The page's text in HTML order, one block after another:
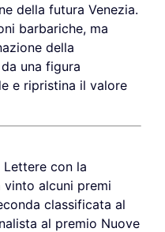
della futura Venezia.
barbariche, ma
della
una figura
e ripristina il valore
Lettere con la
vinto alcuni premi
classificata al
al premio Nuove